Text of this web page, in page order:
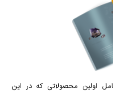
اولین محصولاتی که در این